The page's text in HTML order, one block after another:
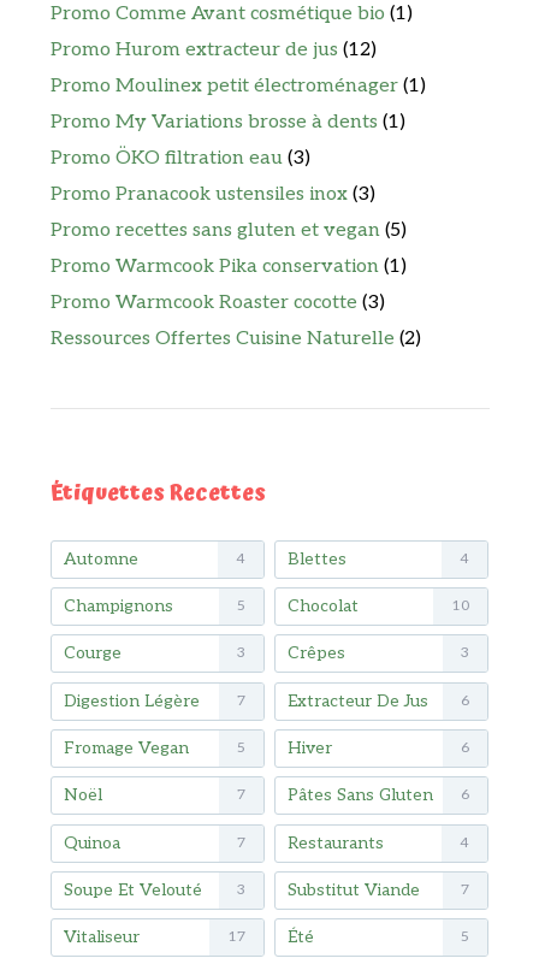
Promo Comme Avant cosmétique bio (1)
Promo Hurom extracteur de jus (12)
Promo Moulinex petit électroménager (1)
Promo My Variations brosse à dents (1)
Promo ÖKO filtration eau (3)
Promo Pranacook ustensiles inox (3)
Promo recettes sans gluten et vegan (5)
Promo Warmcook Pika conservation (1)
Promo Warmcook Roaster cocotte (3)
Ressources Offertes Cuisine Naturelle (2)
Étiquettes Recettes
Automne 4 Blettes 4
Champignons 5 Chocolat 10
Courge 3 Crêpes 3
Digestion Légère 7 Extracteur De Jus 6
Fromage Vegan 5 Hiver 6
Noël 7 Pâtes Sans Gluten 6
Quinoa 7 Restaurants 4
Soupe Et Velouté 3 Substitut Viande 7
Vitaliseur 17 Été 5